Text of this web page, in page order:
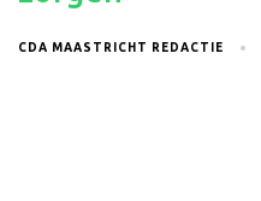
CDA MAASTRICHT REDACTIE